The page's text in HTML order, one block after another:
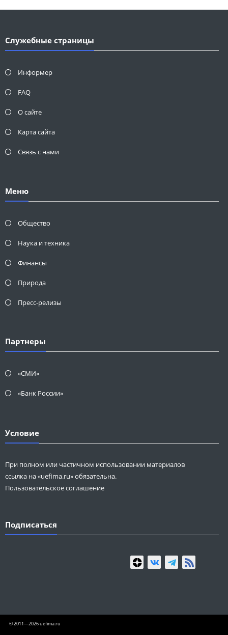
Служебные страницы
Информер
FAQ
О сайте
Карта сайта
Связь с нами
Меню
Общество
Наука и техника
Финансы
Природа
Пресс-релизы
Партнеры
«СМИ»
«Банк России»
Условие
При полном или частичном использовании материалов
ссылка на «uefima.ru» обязательна.
Пользовательское соглашение
Подписаться
© 2011—2026 uefima.ru